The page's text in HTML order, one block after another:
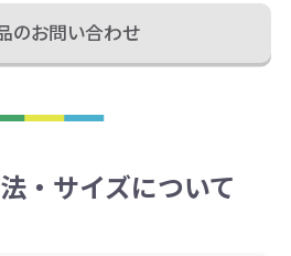
のお問い合わせ
・サイズについて